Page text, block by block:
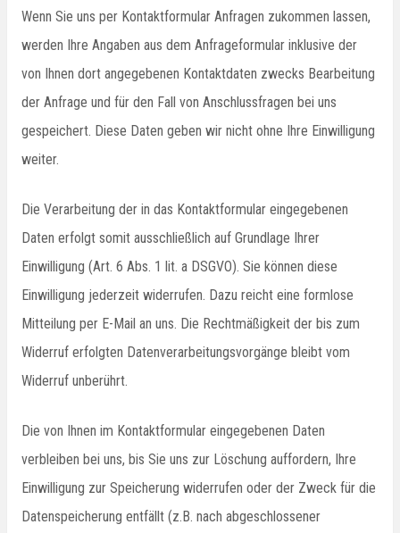
Wenn Sie uns per Kontaktformular Anfragen zukommen lassen,
werden Ihre Angaben aus dem Anfrageformular inklusive der
von Ihnen dort angegebenen Kontaktdaten zwecks Bearbeitung
der Anfrage und für den Fall von Anschlussfragen bei uns
gespeichert. Diese Daten geben wir nicht ohne Ihre Einwilligung
weiter.
Die Verarbeitung der in das Kontaktformular eingegebenen
Daten erfolgt somit ausschließlich auf Grundlage Ihrer
Einwilligung (Art. 6 Abs. 1 lit. a DSGVO). Sie können diese
Einwilligung jederzeit widerrufen. Dazu reicht eine formlose
Mitteilung per E-Mail an uns. Die Rechtmäßigkeit der bis zum
Widerruf erfolgten Datenverarbeitungsvorgänge bleibt vom
Widerruf unberührt.
Die von Ihnen im Kontaktformular eingegebenen Daten
verbleiben bei uns, bis Sie uns zur Löschung auffordern, Ihre
Einwilligung zur Speicherung widerrufen oder der Zweck für die
Datenspeicherung entfällt (z.B. nach abgeschlossener